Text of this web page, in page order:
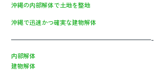
沖縄の内部解体で土地を整地
沖縄で迅速かつ確実な建物解体
———————————————————————-
内部解体
建物解体